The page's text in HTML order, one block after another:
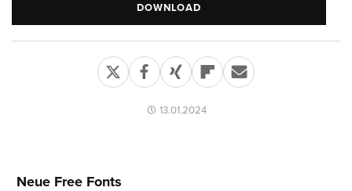
DOWNLOAD
13.01.2024
Neue Free Fonts